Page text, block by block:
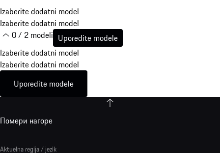
Izaberite dodatni model
Izaberite dodatni model
0 / 2 modeli Uporedite modele
Izaberite dodatni model
Izaberite dodatni model
Uporedite modele